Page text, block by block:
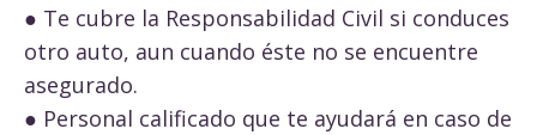
● Te cubre la Responsabilidad Civil si conduces
otro auto, aun cuando éste no se encuentre
asegurado.
● Personal calificado que te ayudará en caso de